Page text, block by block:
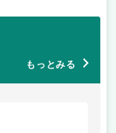
もっとみる